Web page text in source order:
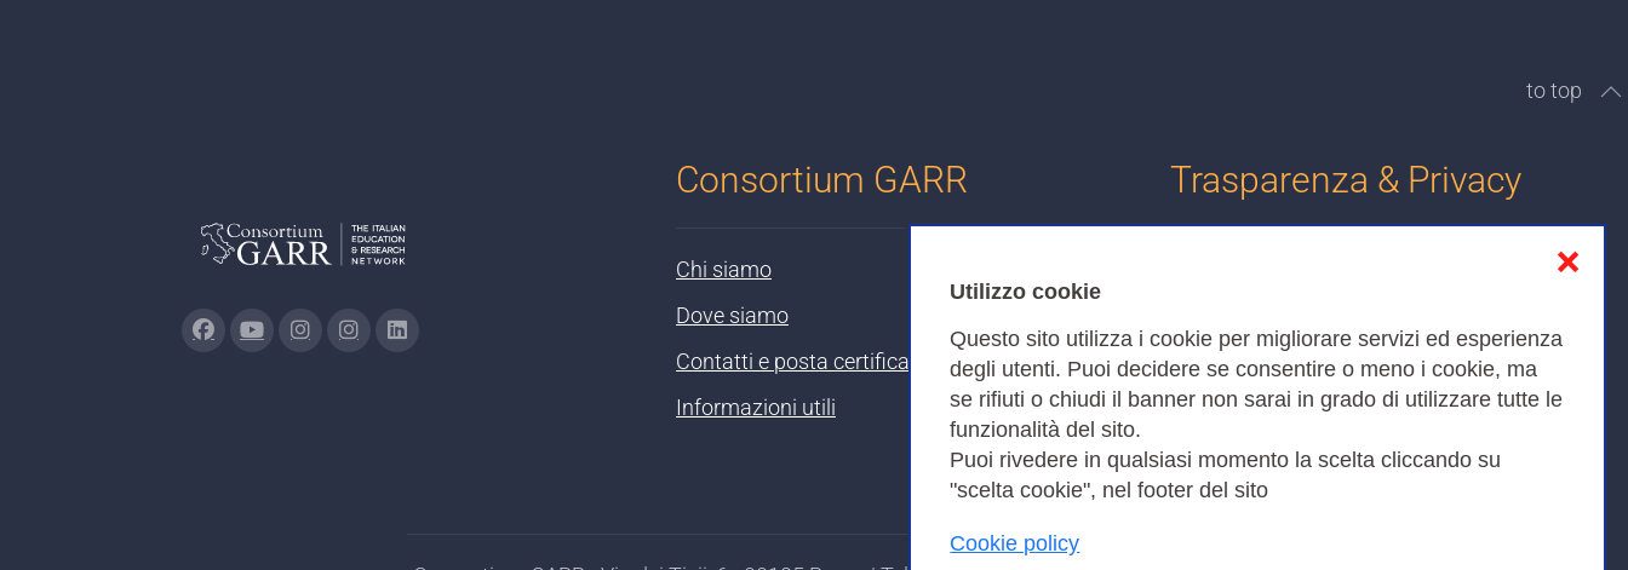
Utilizzo cookie
Questo sito utilizza i cookie per migliorare servizi ed esperienza
degli utenti. Puoi decidere se consentire o meno i cookie, ma
se rifiuti o chiudi il banner non sarai in grado di utilizzare tutte le
funzionalità del sito.
Puoi rivedere in qualsiasi momento la scelta cliccando su
"scelta cookie", nel footer del sito
Cookie policy
❌
to top
Consortium GARR
Chi siamo
Dove siamo
Contatti e posta certificata
Informazioni utili
Trasparenza & Privacy
Amministrazione trasparente
Bandi di Gara